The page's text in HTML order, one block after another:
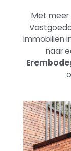
Met meer
immobiliën
naar